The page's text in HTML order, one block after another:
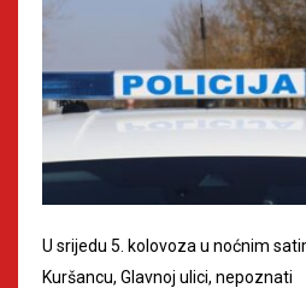
U srijedu 5. kolovoza u noćnim
Kuršancu, Glavnoj ulici, nepoznati